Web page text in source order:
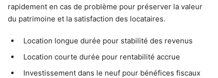
rapidement en cas de problème pour préserver la valeur
du patrimoine et la satisfaction des locataires.
Location longue durée pour stabilité des revenus
Location courte durée pour rentabilité accrue
Investissement dans le neuf pour bénéfices fiscaux